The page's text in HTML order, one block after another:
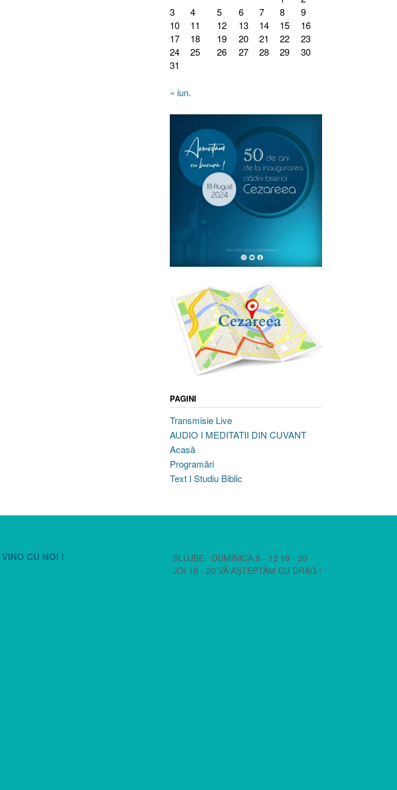
3
4 5 6 7 8
9
10
11 12 13 14 15
16
17
18 19 20 21 22
23
24
25 26 27 28 29
30
31
« iun.
PAGINI
Transmisie Live
AUDIO I MEDITATII DIN CUVANT
Acasă
Programări
Text I Studiu Biblic
VINO CU NOI !
SLUJBE : DUMINICA 9 - 12 18 - 20
JOI 18 - 20 VĂ AȘTEPTĂM CU DRAG !